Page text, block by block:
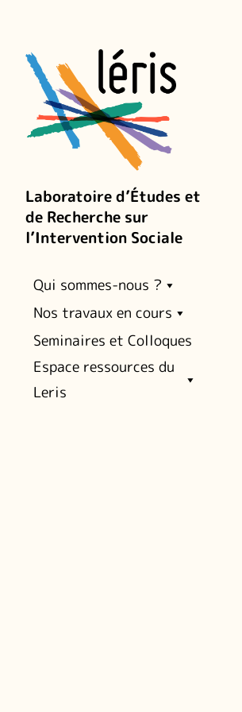
Laboratoire d’Études et
de Recherche sur
l’Intervention Sociale
Qui sommes-nous ?
Nos travaux en cours
Seminaires et Colloques
Espace ressources du
Leris